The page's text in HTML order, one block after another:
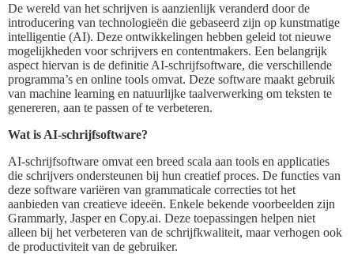
De wereld van het schrijven is aanzienlijk veranderd door de
introducering van technologieën die gebaseerd zijn op kunstmatige
intelligentie (AI). Deze ontwikkelingen hebben geleid tot nieuwe
mogelijkheden voor schrijvers en contentmakers. Een belangrijk
aspect hiervan is de definitie AI-schrijfsoftware, die verschillende
programma’s en online tools omvat. Deze software maakt gebruik
van machine learning en natuurlijke taalverwerking om teksten te
genereren, aan te passen of te verbeteren.
Wat is AI-schrijfsoftware?
AI-schrijfsoftware omvat een breed scala aan tools en applicaties
die schrijvers ondersteunen bij hun creatief proces. De functies van
deze software variëren van grammaticale correcties tot het
aanbieden van creatieve ideeën. Enkele bekende voorbeelden zijn
Grammarly, Jasper en Copy.ai. Deze toepassingen helpen niet
alleen bij het verbeteren van de schrijfkwaliteit, maar verhogen ook
de productiviteit van de gebruiker.